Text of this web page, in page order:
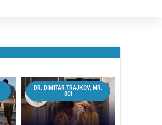
DR. DIMITAR TRAJKOV, MR.
SCI